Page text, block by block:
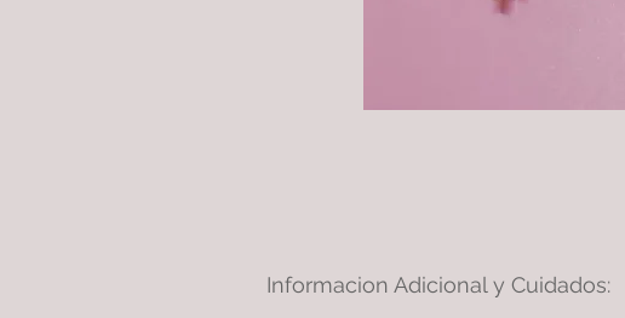
Informacion Adicional y Cuidados: